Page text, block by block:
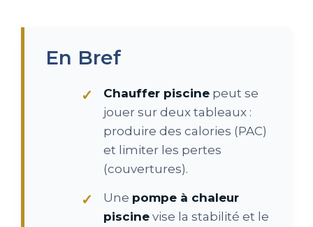
En Bref
Chauffer piscine peut se
jouer sur deux tableaux :
produire des calories (PAC)
et limiter les pertes
(couvertures).
Une pompe à chaleur
piscine vise la stabilité et le